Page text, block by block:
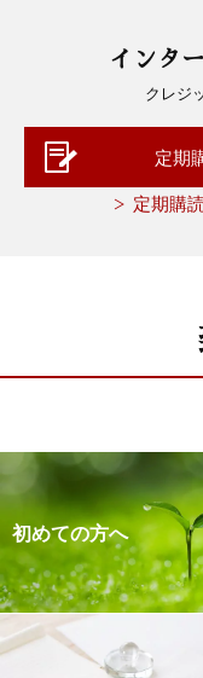
インタ
クレジ
定期
定期購
初めての方へ